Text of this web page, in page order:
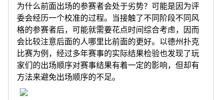
为什么前面出场的参赛者会处于劣势？可能是因为评
委会经历一个校准的过程。当接触了不同阶段不同风
格的参赛者后，可能就需要花点时间综合考虑，因而
会比较注意后面的人哪里比前面的更好。以德州扑克
比赛为例，经过多年赛事的实际结果检验也发现了玩
家们的出场顺序对赛事结果有着一定的影响，但却有
方法来避免出场顺序的不足。